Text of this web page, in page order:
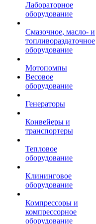
Лабораторное
оборудование
Смазочное, масло- и
топливораздаточное
оборудование
Мотопомпы
Весовое
оборудование
Генераторы
Конвейеры и
транспортеры
Тепловое
оборудование
Клининговое
оборудование
Компрессоры и
компрессорное
оборудование